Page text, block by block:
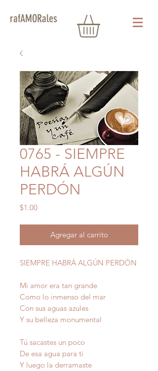
rafAMORales
0765 - SIEMPRE
HABRÁ ALGÚN
PERDÓN
$1.00Precio
Agregar al carrito
SIEMPRE HABRÁ ALGÚN PERDÓN
Mi amor era tan grande
Como lo inmenso del mar
Con sus aguas azules
Y su belleza monumental
Tú sacastes un poco
De esa agua para ti
Y luego la derramaste